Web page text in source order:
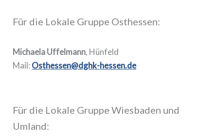
Für die Lokale Gruppe Osthessen:
Michaela Uffelmann, Hünfeld
Mail: Osthessen@dghk-hessen.de
Für die Lokale Gruppe Wiesbaden und
Umland: